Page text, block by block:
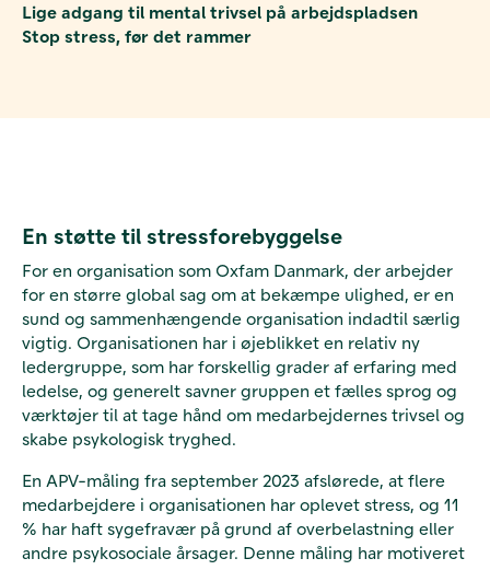
Lige adgang til mental trivsel på arbejdspladsen
Stop stress, før det rammer
En støtte til stressforebyggelse
For en organisation som Oxfam Danmark, der arbejder
for en større global sag om at bekæmpe ulighed, er en
sund og sammenhængende organisation indadtil særlig
vigtig. Organisationen har i øjeblikket en relativ ny
ledergruppe, som har forskellig grader af erfaring med
ledelse, og generelt savner gruppen et fælles sprog og
værktøjer til at tage hånd om medarbejdernes trivsel og
skabe psykologisk tryghed.
En APV-måling fra september 2023 afslørede, at flere
medarbejdere i organisationen har oplevet stress, og 11
% har haft sygefravær på grund af overbelastning eller
andre psykosociale årsager. Denne måling har motiveret